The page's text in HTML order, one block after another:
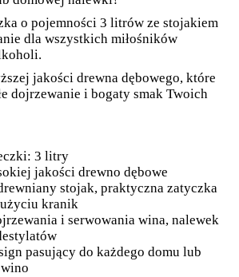
o pojemności 3 litrów ze stojakiem
dla wszystkich miłośników
jakości drewna dębowego, które
dojrzewanie i bogaty smak Twoich
3 litry
jakości drewno dębowe
stojak, praktyczna zatyczka
kranik
i serwowania wina, nalewek
pasujący do każdego domu lub